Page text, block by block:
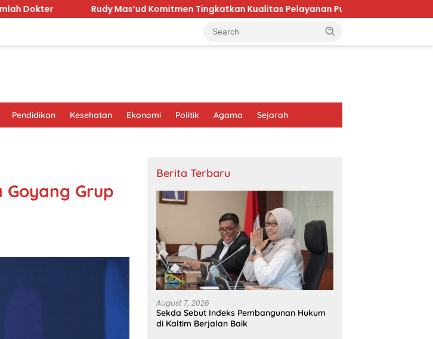
Rudy Mas’ud Komitmen Tingkatkan Kualitas Pelayanan Publik di Kaltim
Pendidikan Kesehatan Ekonomi Politik Agama Sejarah
Grup
Berita Terbaru
August 7, 2026
Sekda Sebut Indeks Pembangunan Hukum
di Kaltim Berjalan Baik